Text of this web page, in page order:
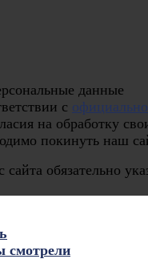
данные
с
на обработку
покинуть наш
обязательно
смотрели